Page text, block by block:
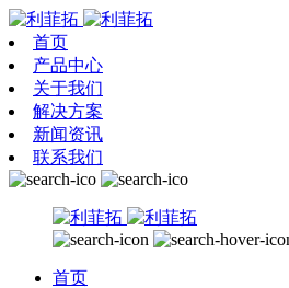
首页
产品中心
关于我们
解决方案
新闻资讯
联系我们
首页